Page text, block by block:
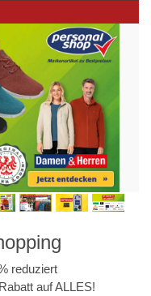
reduziert
auf ALLES!